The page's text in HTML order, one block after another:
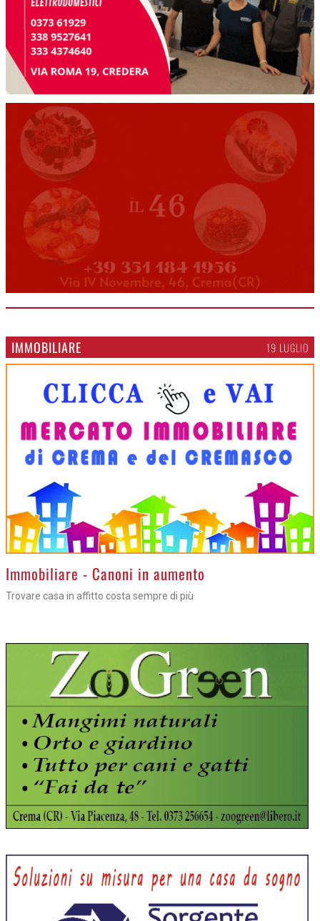
IMMOBILIARE 19 LUGLIO
>Immobiliare - Canoni in aumento
Trovare casa in affitto costa sempre di più